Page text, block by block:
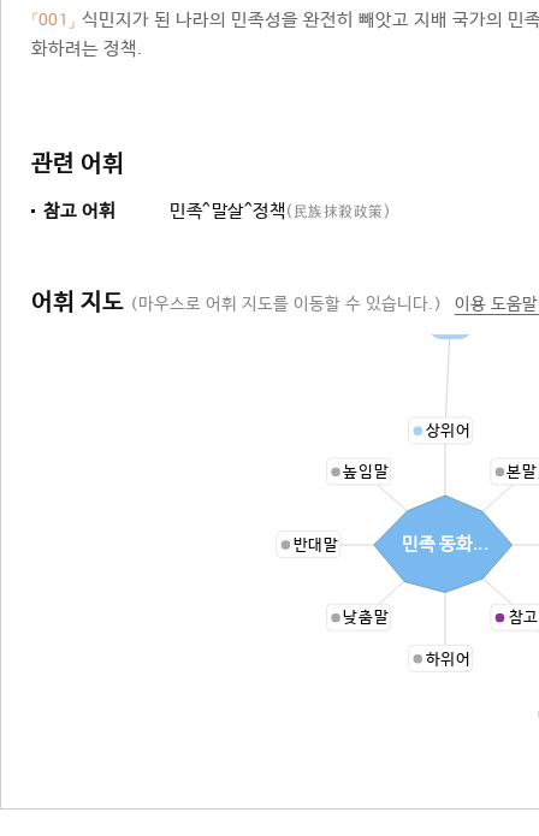
「001」 식민지가 된 나라의 민족성을 완전히 빼앗고 지배 국가의 민
화하려는 정책.
관련 어휘
참고 어휘 민족^말살^정책 (民族抹殺政策)
어휘 지도 (마우스로 어휘 지도를 이동할 수 있습니다.) 이용 도움
상위어
본
참
하위어
낮춤말
반대말
높임말
민족 동화...